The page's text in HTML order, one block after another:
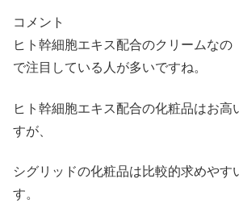
コメント
ヒト幹細胞エキス配合のクリームなの
で注目している人が多いですね。
ヒト幹細胞エキス配合の化粧品はお高
すが、
シグリッドの化粧品は比較的求めやす
す。